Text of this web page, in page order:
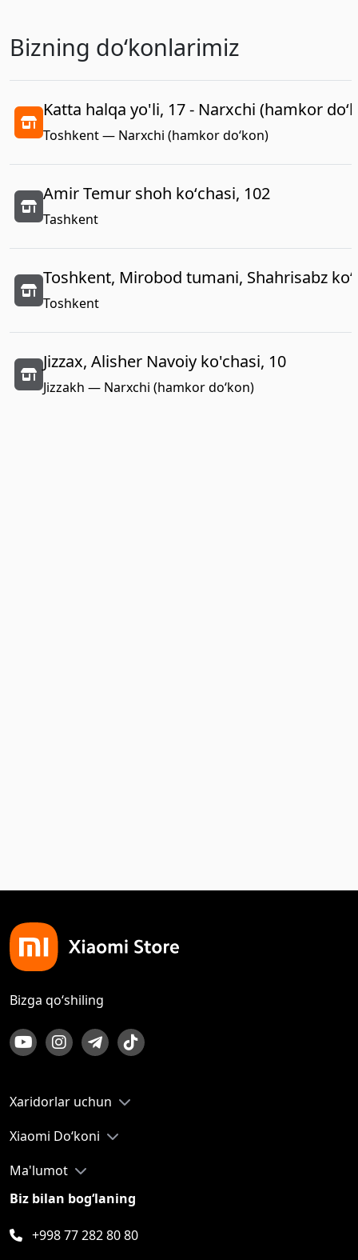
Bizning doʻkonlarimiz
Katta halqa yo'li, 17 - Narxchi (hamkor
Toshkent — Narxchi (hamkor do‘kon)
Amir Temur shoh koʻchasi, 102
Tashkent
Toshkent, Mirobod tumani, Shahrisabz
Toshkent
Jizzax, Alisher Navoiy ko'chasi, 10
Jizzakh — Narxchi (hamkor do‘kon)
Bizga qo‘shiling
Xaridorlar uchun
Xiaomi Do‘koni
Ma'lumot
Biz bilan bog‘laning
+998 77 282 80 80